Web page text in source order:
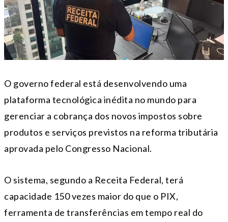
O governo federal está desenvolvendo uma
plataforma tecnológica inédita no mundo para
gerenciar a cobrança dos novos impostos sobre
produtos e serviços previstos na reforma tributária
aprovada pelo Congresso Nacional.
O sistema, segundo a Receita Federal, terá
capacidade 150 vezes maior do que o PIX,
ferramenta de transferências em tempo real do